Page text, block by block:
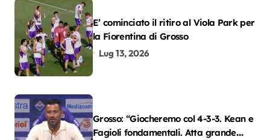
E’ cominciato il ritiro al Viola Park per
la Fiorentina di Grosso
Lug 13, 2026
Grosso: “Giocheremo col 4-3-3. Kean e
Fagioli fondamentali. Atta grande